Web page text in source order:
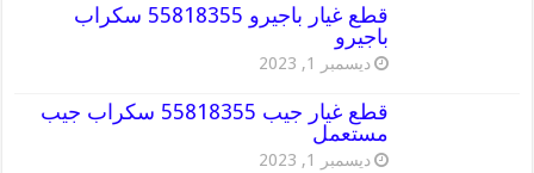
قطع غيار باجيرو 55818355 سكراب
باجيرو
ديسمبر 1, 2023
قطع غيار جيب 55818355 سكراب جيب
مستعمل
ديسمبر 1, 2023